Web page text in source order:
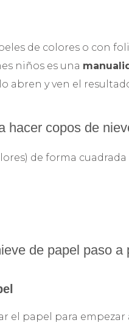
de colores o con
niños es una
abren y ven el
hacer copos de
de forma cuadrada
de papel paso a
el papel para empezar